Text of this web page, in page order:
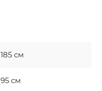
185 см
95 см